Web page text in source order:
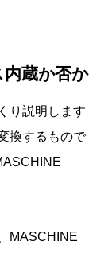
蔵か否か
り説明します
換するもので
MASCHINE